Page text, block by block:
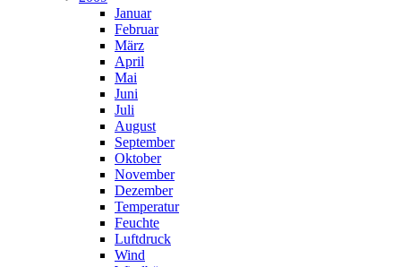
Januar
Februar
März
April
Mai
Juni
Juli
August
September
Oktober
November
Dezember
Temperatur
Feuchte
Luftdruck
Wind